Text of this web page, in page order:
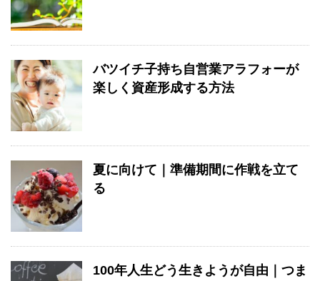
バツイチ子持ち自営業アラフォーが
楽しく資産形成する方法
夏に向けて｜準備期間に作戦を立て
る
100年人生どう生きようが自由｜つま